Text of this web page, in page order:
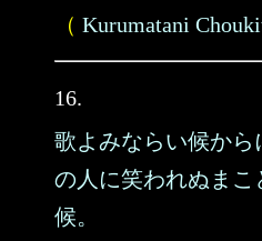
（ Kurumatani
16.
歌よみならい候か
の人に笑われぬまこ
候。